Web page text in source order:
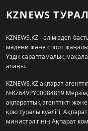
KZNEWS
KZNEWS.KZ - еліміздегі
мәдени және спорт
Үздік сараптамалық
алаңы.
KZNEWS.KZ ақпарат
№KZ64VPY00084819
ақпараттық агенттікті
қою туралы куәлігі,
министрлігінің Ақпарат